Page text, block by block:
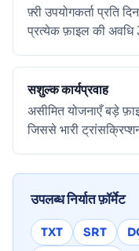
फ़्री उपयोगकर्ता
प्रत्येक फ़ाइल की अवधि
सशुल्क कार्यप्रवाह
असीमित योजनाएँ बड़े
जिससे भारी
उपलब्ध निर्यात फ़ॉर्मेट
TXT SRT